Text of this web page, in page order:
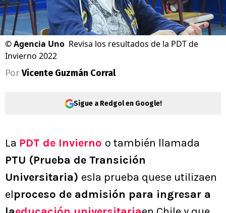
©Agencia Uno Revisa los resultados de la PDT de
Invierno 2022
Por Vicente Guzmán Corral
Sigue a Redgol en Google!
La PDT de Invierno o también llamada
PTU (Prueba de Transición
Universitaria) esla prueba quese utilizaen
elproceso de admisión para ingresar a